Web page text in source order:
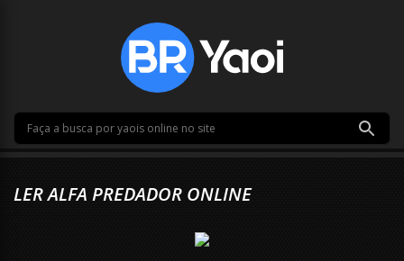
LER ALFA PREDADOR ONLINE